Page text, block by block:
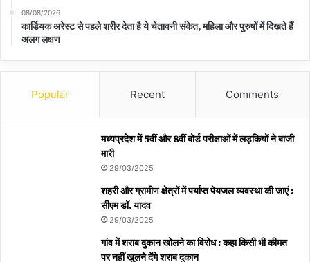
08/08/2026
कार्डियक अरेस्ट से पहले शरीर देता है ये चेतावनी संकेत, महिला और पुरुषों में दिखते हैं
अलग लक्षण
Popular Recent Comments
मध्यप्रदेश में 5वीं और 8वीं बोर्ड परीक्षाओं में लड़कियों ने बाजी
मारी
29/03/2025
शहरी और ग्रामीण क्षेत्रों में पर्याप्त पेयजल व्यवस्था की जाएं :
सीएम डॉ. यादव
29/03/2025
गांव में शराब दुकान खोलने का विरोध : कहा किसी भी कीमत
पर नहीं खुलने देंगे शराब दुकान